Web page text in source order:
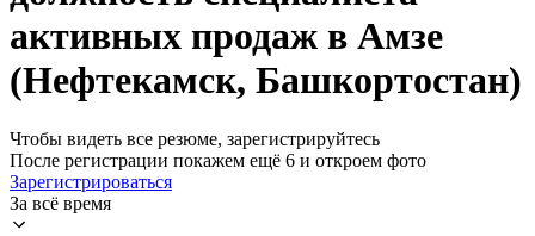
активных продаж в Амзе
(Нефтекамск, Башкортостан)
Чтобы видеть все резюме, зарегистрируйтесь
После регистрации покажем ещё 6 и откроем фото
Зарегистрироваться
За всё время